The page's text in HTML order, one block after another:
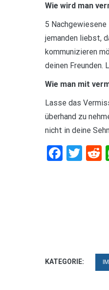
Wie wird man
5
jemanden liebst,
kommunizieren
deinen Freunden.
Wie man mit
Lasse das
überhand zu
nicht in deine
KATEGORIE: